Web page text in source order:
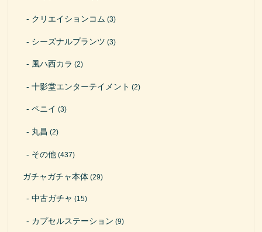
クリエイションコム (3)
シーズナルプランツ (3)
風ハ西カラ (2)
十影堂エンターテイメント (2)
ペニイ (3)
丸昌 (2)
その他 (437)
ガチャガチャ本体 (29)
中古ガチャ (15)
カプセルステーション (9)